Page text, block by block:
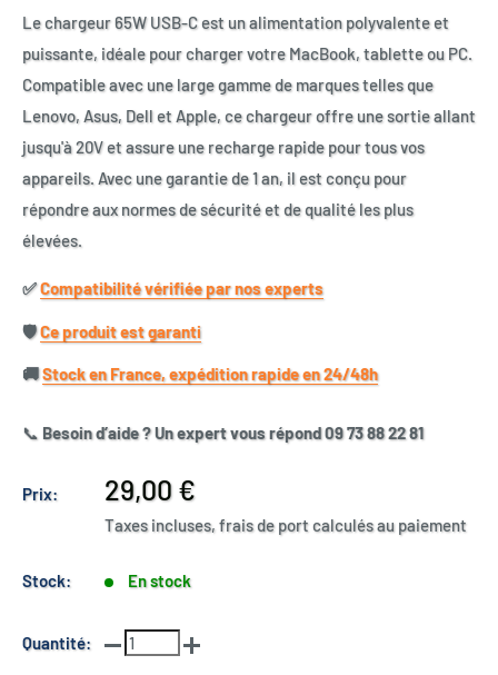
Le chargeur 65W USB-C est un alimentation polyvalente et
puissante, idéale pour charger votre MacBook, tablette ou PC.
Compatible avec une large gamme de marques telles que
Lenovo, Asus, Dell et Apple, ce chargeur offre une sortie allant
jusqu'à 20V et assure une recharge rapide pour tous vos
appareils. Avec une garantie de 1 an, il est conçu pour
répondre aux normes de sécurité et de qualité les plus
élevées.
✅​Compatibilité vérifiée par nos experts
🛡️​Ce produit est garanti
🚚​Stock en France, expédition rapide en 24/48h
📞 Besoin d’aide ? Un expert vous répond 09 73 88 22 81
Prix:
Prix
réduit
29,00 €
Taxes incluses, frais de port calculés au paiement
Stock: En stock
Quantité: